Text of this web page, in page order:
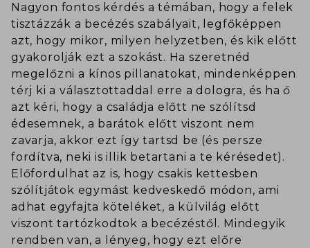
Nagyon fontos kérdés a témában, hogy a felek
tisztázzák a becézés szabályait, legfőképpen
azt, hogy mikor, milyen helyzetben, és kik előtt
gyakorolják ezt a szokást. Ha szeretnéd
megelőzni a kínos pillanatokat, mindenképpen
térj ki a választottaddal erre a dologra, és ha ő
azt kéri, hogy a családja előtt ne szólítsd
édesemnek, a barátok előtt viszont nem
zavarja, akkor ezt így tartsd be (és persze
fordítva, neki is illik betartani a te kérésedet).
Előfordulhat az is, hogy csakis kettesben
szólítjátok egymást kedveskedő módon, ami
adhat egyfajta köteléket, a külvilág előtt
viszont tartózkodtok a becézéstől. Mindegyik
rendben van, a lényeg, hogy ezt előre